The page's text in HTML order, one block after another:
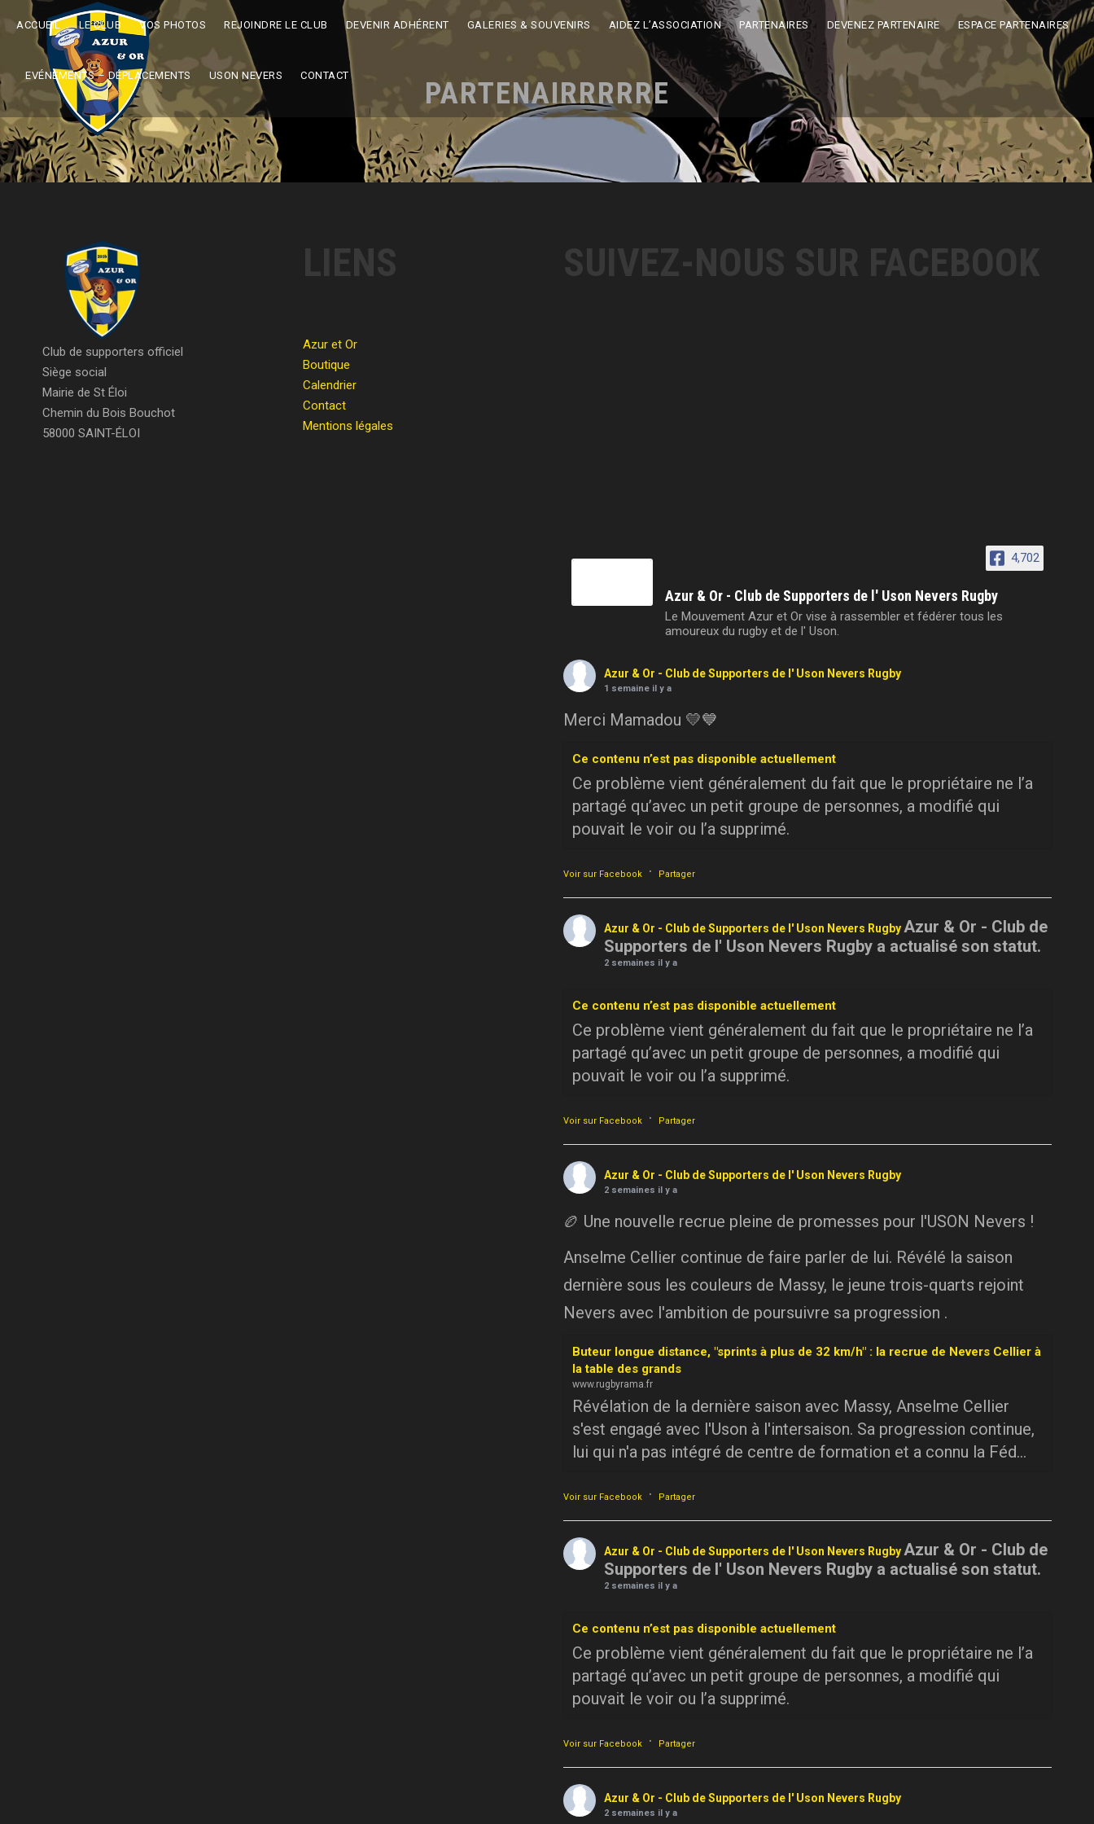
ACCUEIL LE CLUB VOS PHOTOS REJOINDRE LE CLUB DEVENIR ADHÉRENT GALERIES & SOUVENIRS AIDEZ L’ASSOCIATION PARTENAIRES DEVENEZ PARTENAIRE ESPACE PARTENAIRES
EVÉNEMENTS – DÉPLACEMENTS USON NEVERS CONTACT
PARTENAIRRRRRE
Club de supporters officiel
Siège social
Mairie de St Éloi
Chemin du Bois Bouchot
58000 SAINT-ÉLOI
LIENS
Azur et Or
Boutique
Calendrier
Contact
Mentions légales
SUIVEZ-NOUS SUR FACEBOOK
4,702
Azur & Or - Club de Supporters de l' Uson Nevers Rugby
Le Mouvement Azur et Or vise à rassembler et fédérer tous les
amoureux du rugby et de l' Uson.
Azur & Or - Club de Supporters de l' Uson Nevers Rugby
1 semaine il y a
Merci Mamadou 💛💙
Ce contenu n’est pas disponible actuellement
Ce problème vient généralement du fait que le propriétaire ne l’a
partagé qu’avec un petit groupe de personnes, a modifié qui
pouvait le voir ou l’a supprimé.
Voir sur Facebook · Partager
Azur & Or - Club de Supporters de l' Uson Nevers RugbyAzur & Or - Club de
Supporters de l' Uson Nevers Rugby a actualisé son statut.
2 semaines il y a
Ce contenu n’est pas disponible actuellement
Ce problème vient généralement du fait que le propriétaire ne l’a
partagé qu’avec un petit groupe de personnes, a modifié qui
pouvait le voir ou l’a supprimé.
Voir sur Facebook · Partager
Azur & Or - Club de Supporters de l' Uson Nevers Rugby
2 semaines il y a
🏉 Une nouvelle recrue pleine de promesses pour l'USON Nevers !
Anselme Cellier continue de faire parler de lui. Révélé la saison
dernière sous les couleurs de Massy, le jeune trois-quarts rejoint
Nevers avec l'ambition de poursuivre sa progression .
Buteur longue distance, "sprints à plus de 32 km/h" : la recrue de Nevers Cellier à
la table des grands
www.rugbyrama.fr
Révélation de la dernière saison avec Massy, Anselme Cellier
s'est engagé avec l'Uson à l'intersaison. Sa progression continue,
lui qui n'a pas intégré de centre de formation et a connu la Féd...
Voir sur Facebook · Partager
Azur & Or - Club de Supporters de l' Uson Nevers RugbyAzur & Or - Club de
Supporters de l' Uson Nevers Rugby a actualisé son statut.
2 semaines il y a
Ce contenu n’est pas disponible actuellement
Ce problème vient généralement du fait que le propriétaire ne l’a
partagé qu’avec un petit groupe de personnes, a modifié qui
pouvait le voir ou l’a supprimé.
Voir sur Facebook · Partager
Azur & Or - Club de Supporters de l' Uson Nevers Rugby
2 semaines il y a